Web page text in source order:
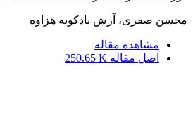
محسن صفری، آرش بادکوبه هزاوه
مشاهده مقاله
اصل مقاله 250.65 K